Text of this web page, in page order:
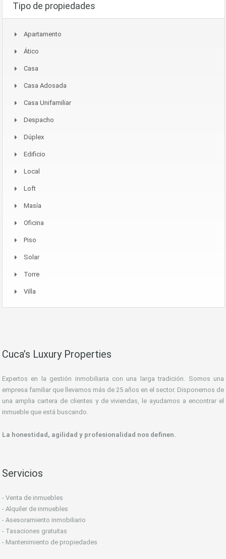
Tipo de propiedades
Apartamento
Ático
Casa
Casa Adosada
Casa Unifamiliar
Despacho
Dúplex
Edificio
Local
Loft
Masía
Oficina
Piso
Solar
Torre
Villa
Cuca’s Luxury Properties
Expertos en la gestión inmobiliaria con una larga tradición. Somos una
empresa familiar que llevamos más de 25 años en el sector. Disponemos de
una amplia cartera de clientes y de viviendas, le ayudamos a encontrar el
inmueble que está buscando.
La honestidad, agilidad y profesionalidad nos definen.
Servicios
- Venta de inmuebles
- Alquiler de inmuebles
- Asesoramiento inmobiliario
- Tasaciones gratuitas
- Mantenimiento de propiedades